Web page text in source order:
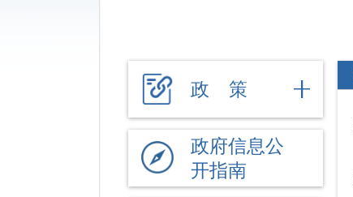
政 策
政府信息公
开指南